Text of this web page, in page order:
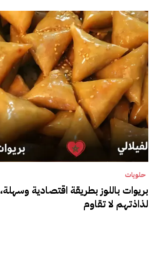
حلويات
بريوات باللوز بطريقة اقتصادية وسهلة،
لذاذتهم لا تقاوم